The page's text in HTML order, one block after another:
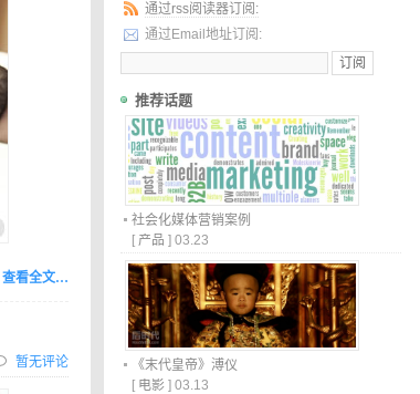
查看全文…
暂无评论
通过rss阅读器订阅:
通过Email地址订阅:
推荐话题
社会化媒体营销案例
[ 产品 ] 03.23
《末代皇帝》溥仪
[ 电影 ] 03.13